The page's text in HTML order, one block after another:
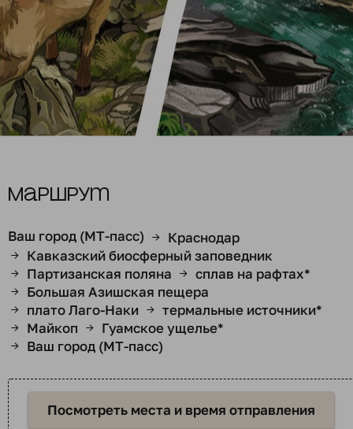
Маршрут
Ваш город (МТ-пасс) → Краснодар
→ Кавказский биосферный заповедник
→ Партизанская поляна → сплав на рафтах*
→ Большая Азишская пещера
→ плато Лаго-Наки → термальные источники*
→ Майкоп → Гуамское ущелье*
→ Ваш город (МТ-пасс)
Посмотреть места и время отправления